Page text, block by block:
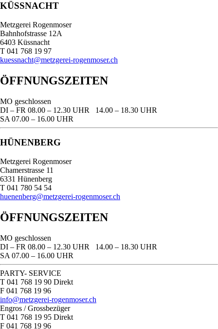
KÜSSNACHT
Metzgerei Rogenmoser
Bahnhofstrasse 12A
6403 Küssnacht
T 041 768 19 97
kuessnacht@metzgerei-rogenmoser.ch
ÖFFNUNGSZEITEN
MO geschlossen
DI – FR 08.00 – 12.30 UHR 14.00 – 18.30 UHR
SA 07.00 – 16.00 UHR
HÜNENBERG
Metzgerei Rogenmoser
Chamerstrasse 11
6331 Hünenberg
T 041 780 54 54
huenenberg@metzgerei-rogenmoser.ch
ÖFFNUNGSZEITEN
MO geschlossen
DI – FR 08.00 – 12.30 UHR 14.00 – 18.30 UHR
SA 07.00 – 16.00 UHR
PARTY- SERVICE
T 041 768 19 90 Direkt
F 041 768 19 96
info@metzgerei-rogenmoser.ch
Engros / Grossbezüger
T 041 768 19 95 Direkt
F 041 768 19 96